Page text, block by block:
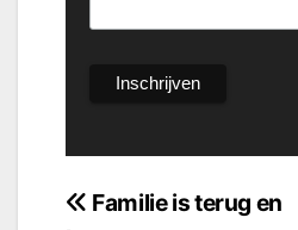
Bericht
Familie is terug en